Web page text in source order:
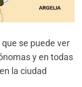
se puede ver
y en todas
la ciudad